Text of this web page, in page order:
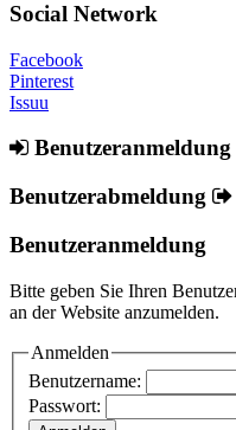
Social Network
Facebook
Pinterest
Issuu
Benutzeranmeldung
Benutzerabmeldung
Benutzeranmeldung
Bitte geben Sie Ihren
an der Website anzumelden.
Anmelden
Benutzername:
Passwort: